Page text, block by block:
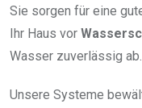
Sie sorgen für eine
Ihr Haus vor
Wasser zuverlässig ab.
Unsere Systeme